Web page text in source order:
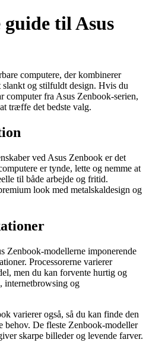
til Asus
computere, der kombinerer
og stilfuldt design. Hvis du
computer fra Asus Zenbook-serien,
træffe det bedste valg.
ved Asus Zenbook er det
er tynde, lette og nemme at
til både arbejde og fritid.
look med metalskaldesign og
Zenbook-modellerne imponerende
Processorerne varierer
men du kan forvente hurtig og
internetbrowsing og
varierer også, så du kan finde den
behov. De fleste Zenbook-modeller
skarpe billeder og levende farver.